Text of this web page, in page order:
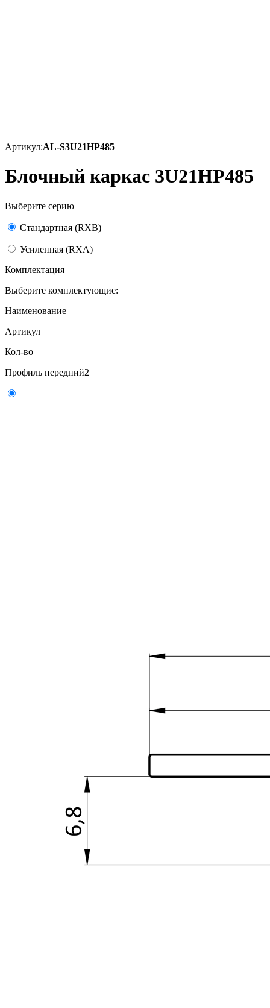
Артикул:AL-S3U21HP485
Блочный каркас 3U21HP485
Выберите серию
Стандартная (RXB)
Усиленная (RXA)
Комплектация
Выберите комплектующие:
Наименование
Артикул
Кол-во
Профиль передний2